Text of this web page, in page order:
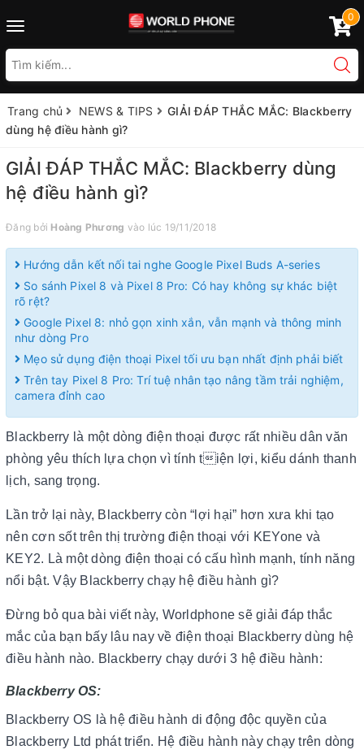
Toggle
0
Trang chủ NEWS & TIPS
GIẢI ĐÁP THẮC MẮC: Blackberry
dùng hệ điều hành gì?
GIẢI ĐÁP THẮC MẮC: Blackberry dùng
hệ điều hành gì?
Đăng bởi Hoàng Phương vào lúc 19/11/2018
Hướng dẫn kết nối tai nghe Google Pixel Buds A-series
So sánh Pixel 8 và Pixel 8 Pro: Có hay không sự khác biệt
rõ rệt?
Google Pixel 8: nhỏ gọn xinh xắn, vẫn mạnh và thông minh
như dòng Pro
Mẹo sử dụng điện thoại Pixel tối ưu bạn nhất định phải biết
Trên tay Pixel 8 Pro: Trí tuệ nhân tạo nâng tầm trải nghiệm,
camera đỉnh cao
Blackberry là một dòng điện thoại được rất nhiều dân văn
phòng yêu thích lựa chọn vì tính tiện lợi, kiểu dánh thanh
lịch, sang trọng.
Lần trở lại này, Blackberry còn “lợi hại” hơn xưa khi tạo
nên cơn sốt trên thị trường điện thoại với KEYone và
KEY2. Là một dòng điện thoại có cấu hình mạnh, tính năng
nổi bật. Vậy Blackberry chạy hệ điều hành gì?
Đừng bỏ qua bài viết này, Worldphone sẽ giải đáp thắc
mắc của bạn bấy lâu nay về điện thoại Blackberry dùng hệ
điều hành nào. Blackberry chạy dưới 3 hệ điều hành:
Blackberry OS:
Blackberry OS là hệ điều hành di động độc quyền của
Blackberry Ltd phát triển. Hệ điều hành này chạy trên dòng